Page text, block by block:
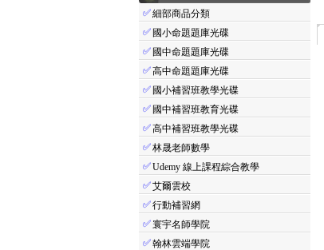
✅細部商品分類
✅ 國小命題題庫光碟
✅ 國中命題題庫光碟
✅高中命題題庫光碟
✅ 國小補習班教學光碟
✅ 國中補習班教育光碟
✅高中補習班教學光碟
✅林晟老師數學
✅Udemy 線上課程綜合教學
✅艾爾雲校
✅行動補習網
✅寰宇名師學院
✅翰林雲端學院